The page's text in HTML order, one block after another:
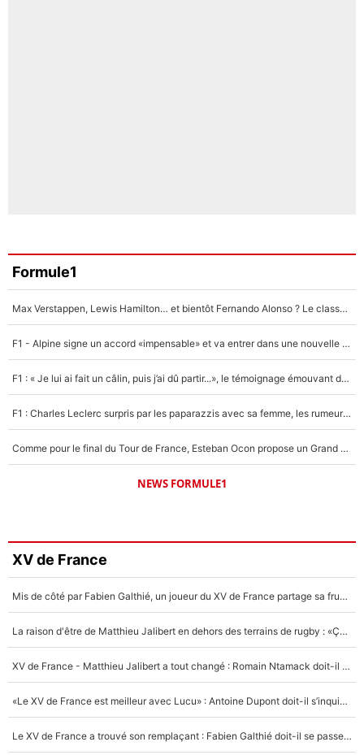
Formule1
Max Verstappen, Lewis Hamilton… et bientôt Fernando Alonso ? Le classement des pilotes les mieux payés en Formule 1 risque de changer !
F1 - Alpine signe un accord «impensable» et va entrer dans une nouvelle dimension : Grande nouvelle pour Pierre Gasly !
F1 : « Je lui ai fait un câlin, puis j’ai dû partir...», le témoignage émouvant de Max Verstappen sur sa fille
F1 : Charles Leclerc surpris par les paparazzis avec sa femme, les rumeurs étaient vraies !
Comme pour le final du Tour de France, Esteban Ocon propose un Grand Prix de Formule 1 à Paris : «Autour de l’Arc de Triomphe, ce serait génial» !
NEWS FORMULE1
XV de France
Mis de côté par Fabien Galthié, un joueur du XV de France partage sa frustration : «ils ne me l’ont pas dit tout de suite»
La raison d'être de Matthieu Jalibert en dehors des terrains de rugby : «Ça m'atteint autant que si tu touches à un membre de ma famille»
XV de France - Matthieu Jalibert a tout changé : Romain Ntamack doit-il s’inquiéter pour sa place à un an de la Coupe du monde ?
«Le XV de France est meilleur avec Lucu» : Antoine Dupont doit-il s’inquiéter pour sa place ?
Le XV de France a trouvé son remplaçant : Fabien Galthié doit-il se passer d'Antoine Dupont ?